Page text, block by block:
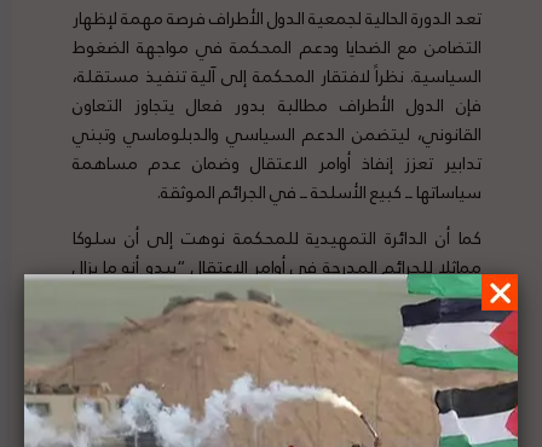
تعد الدورة الحالية لجمعية الدول الأطراف فرصة مهمة لإظهار
التضامن مع الضحايا ودعم المحكمة في مواجهة الضغوط
السياسية. نظراً لافتقار المحكمة إلى آلية تنفيذ مستقلة،
فإن الدول الأطراف مطالبة بدور فعال يتجاوز التعاون
القانوني، ليتضمن الدعم السياسي والدبلوماسي وتبني
تدابير تعزز إنفاذ أوامر الاعتقال وضمان عدم مساهمة
سياساتها ــ كبيع الأسلحة ــ في الجرائم الموثقة.
كما أن الدائرة التمهيدية للمحكمة نوهت إلى أن سلوكا
مماثلا للجرائم المدرجة في أوامر الاعتقال “يبدو أنه ما يزال
مستمرا”. وفي الوقت نفسه، أشار مكتب المدعي العام
إلى أنه يجري تحقيقات إضافية في ضوء “تقارير عن تصاعد
العنف، وتقليص وصول المساعدات الإنسانية، واستمرار
توسع مزاعم الجرائم الدولية في غزة والضفة الغربية”.
سيجمع هذا الحدث الجانبي خبراء قانونيين وممثلي